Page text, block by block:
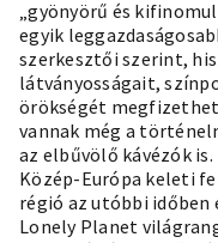
„gyönyörű és
egyik
szerkesztői szerint,
látványosságait,
örökségét
vannak még a
az elbűvölő kávézók is.
Közép-Európa keleti
régió az utóbbi
Lonely Planet